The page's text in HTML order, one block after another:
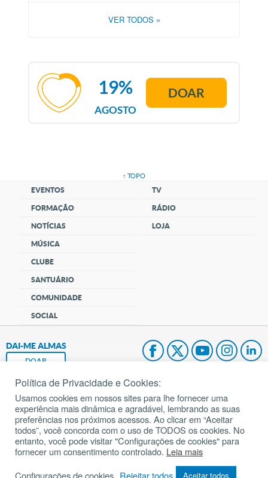
VER TODOS »
AGOSTO
19% DOAR
↑ TOPO
EVENTOS
FORMAÇÃO
NOTÍCIAS
MÚSICA
CLUBE
SANTUÁRIO
COMUNIDADE
SOCIAL
TV
RÁDIO
LOJA
DAI-ME ALMAS
DOAR
Fundação João Paulo II
Pedido de Oração
Mapa do site
Política de Privacidade e Cookies:
Usamos cookies em nossos sites para lhe fornecer uma
experiência mais dinâmica e agradável, lembrando as suas
preferências nos próximos acessos. Ao clicar em “Aceitar
todos”, você concorda com o uso de TODOS os cookies. No
entanto, você pode visitar "Configurações de cookies" para
fornecer um consentimento controlado. Leia mais
Configurações de cookies Rejeitar todos Aceitar todos